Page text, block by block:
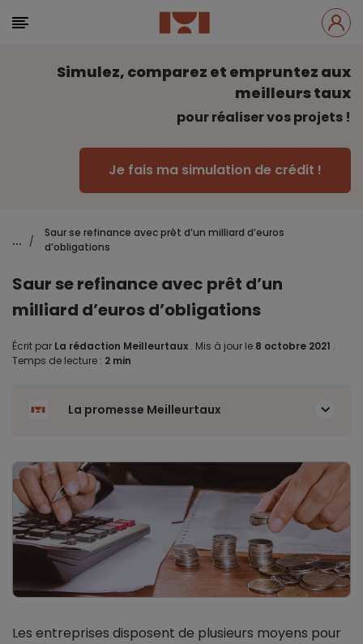
Simulez, comparez et empruntez aux
meilleurs taux
pour réaliser vos projets !
Je fais ma simulation de crédit !
... /
Saur se refinance avec prêt d’un milliard d’euros
d’obligations
Saur se refinance avec prêt d’un
milliard d’euros d’obligations
Écrit par La rédaction Meilleurtaux . Mis à jour le 8 octobre 2021 .
Temps de lecture : 2 min
La promesse Meilleurtaux
Les entreprises disposent de plusieurs moyens pour